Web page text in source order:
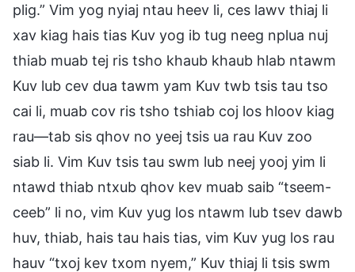
plig.” Vim yog nyiaj ntau heev li, ces lawv thiaj li
xav kiag hais tias Kuv yog ib tug neeg nplua nuj
thiab muab tej ris tsho khaub khaub hlab ntawm
Kuv lub cev dua tawm yam Kuv twb tsis tau tso
cai li, muab cov ris tsho tshiab coj los hloov kiag
rau—tab sis qhov no yeej tsis ua rau Kuv zoo
siab li. Vim Kuv tsis tau swm lub neej yooj yim li
ntawd thiab ntxub qhov kev muab saib “tseem-
ceeb” li no, vim Kuv yug los ntawm lub tsev dawb
huv, thiab, hais tau hais tias, vim Kuv yug los rau
hauv “txoj kev txom nyem,” Kuv thiaj li tsis swm